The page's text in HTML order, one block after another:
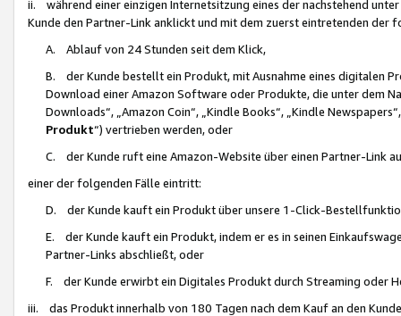
ii. während einer einzigen Internetsitzung eines der nachstehend
Kunde den Partner-Link anklickt und mit dem zuerst eintretenden der
A. Ablauf von 24 Stunden seit dem Klick,
B. der Kunde bestellt ein Produkt, mit Ausnahme eines digitalen
Download einer Amazon Software oder Produkte, die unter dem
Downloads“, „Amazon Coin“, „Kindle Books“, „Kindle
Produkt“) vertrieben werden, oder
C. der Kunde ruft eine Amazon-Website über einen Partner-Link
einer der folgenden Fälle eintritt:
D. der Kunde kauft ein Produkt über unsere 1-Click-
E. der Kunde kauft ein Produkt, indem er es in seinen
Partner-Links abschließt, oder
F. der Kunde erwirbt ein Digitales Produkt durch Streaming oder
iii. das Produkt innerhalb von 180 Tagen nach dem Kauf an den